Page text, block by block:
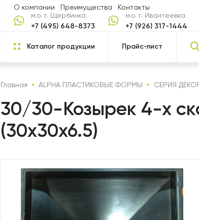
О компании Преимущества
Контакты
м.о. г. Щербинка
+7 (495) 648-8373
м.о. г. Ивантеевка
+7 (926) 317-1444
Каталог продукции Прайс-лист
Главная ALPHA ПЛАСТИКОВЫЕ ФОРМЫ СЕРИЯ
30/30-Козырек 4-х
(30x30x6.5)